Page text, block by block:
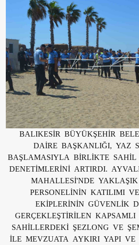
BALIKESİR BÜYÜKŞEHİR
DAİRE BAŞKANLIĞI, YAZ
BAŞLAMASIYLA BİRLİKTE SAHİL
DENETİMLERİNİ ARTIRDI.
MAHALLESİ'NDE
PERSONELİNİN KATILIMI
EKİPLERİNİN GÜVENLİK
GERÇEKLEŞTİRİLEN KAPSAMLI
SAHİLLERDEKİ ŞEZLONG VE
İLE MEVZUATA AYKIRI YAPI VE